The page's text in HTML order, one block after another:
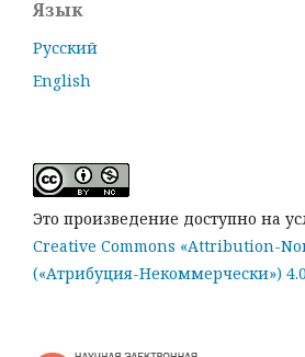
Язык
Русский
English
Это произведение доступно на
Creative Commons «Attribution-
(«Атрибуция-Некоммерчески»)